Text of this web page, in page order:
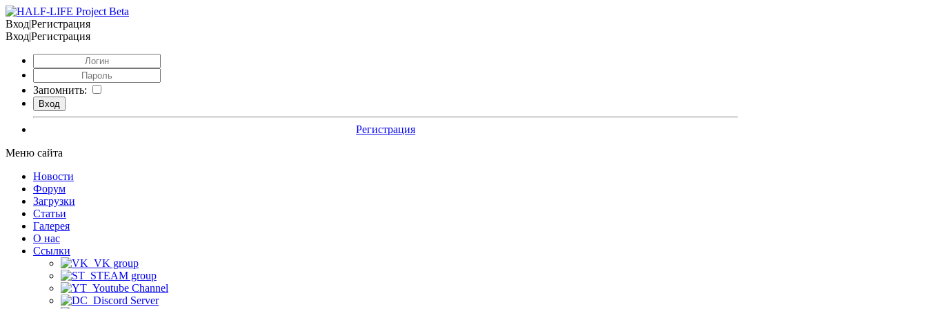
Вход|Регистрация
Вход|Регистрация
Запомнить:
Регистрация
Меню сайта
Новости
Форум
Загрузки
Статьи
Галерея
О нас
Ссылки
VK group
STEAM group
Youtube Channel
Discord Server